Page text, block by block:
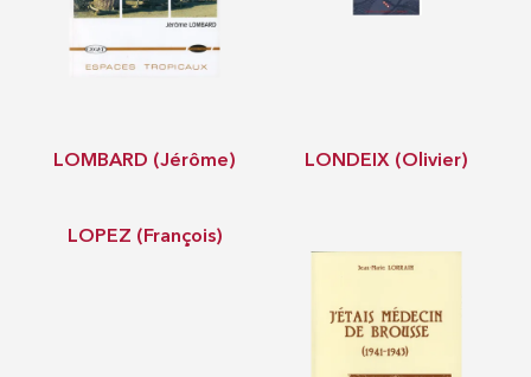
LOMBARD (Jérôme) LONDEIX (Olivier)
LOPEZ (François)